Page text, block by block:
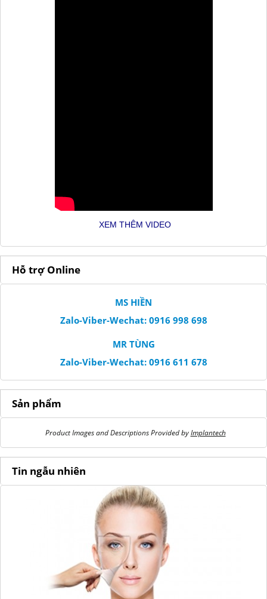
XEM THÊM VIDEO
Hỗ trợ Online
MS HIỀN
Zalo-Viber-Wechat: 0916 998 698
MR TÙNG
Zalo-Viber-Wechat: 0916 611 678
Sản phẩm
Product Images and Descriptions Provided byImplantech
Tin ngẫu nhiên